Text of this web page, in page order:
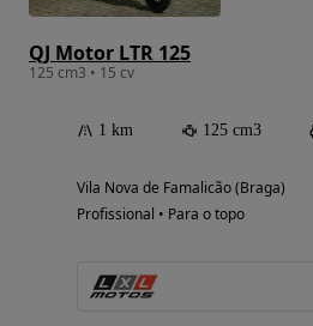
QJ Motor LTR 125
125 cm3 • 15 cv
1 km 125 cm3
Vila Nova de Famalicão (Braga)
Profissional • Para o topo